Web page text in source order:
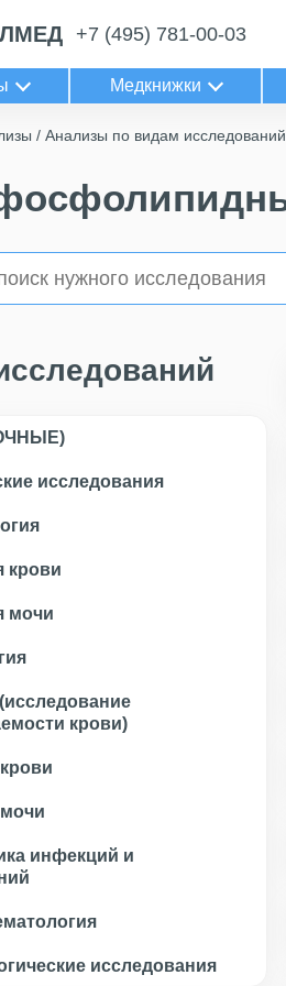
+7 (495) 781-00-03
Медкнижки
Анализы по видам исследований
исследования
крови
мочи
крови)
инфекций и
исследования